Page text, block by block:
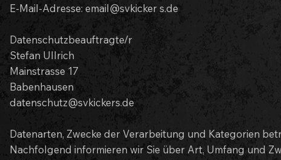
E-Mail-Adresse: email@svkicker s.de
Datenschutzbeauftragte/r
Stefan Ullrich
Mainstrasse 17
Babenhausen
datenschutz@svkickers.de
Datenarten, Zwecke der Verarbeitung und Kategorien
Nachfolgend informieren wir Sie über Art, Umfang und